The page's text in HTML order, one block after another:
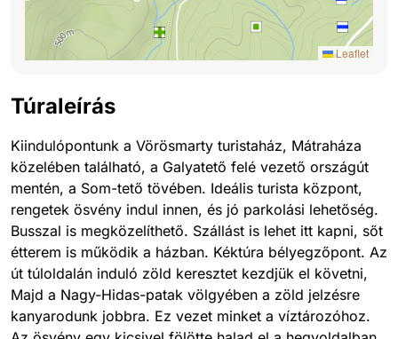
Leaflet
Túraleírás
Kiindulópontunk a Vörösmarty turistaház, Mátraháza
közelében található, a Galyatető felé vezető országút
mentén, a Som-tető tövében. Ideális turista központ,
rengetek ösvény indul innen, és jó parkolási lehetőség.
Busszal is megközelíthető. Szállást is lehet itt kapni, sőt
étterem is működik a házban. Kéktúra bélyegzőpont. Az
út túloldalán induló zöld keresztet kezdjük el követni,
Majd a Nagy-Hidas-patak völgyében a zöld jelzésre
kanyarodunk jobbra. Ez vezet minket a víztározóhoz.